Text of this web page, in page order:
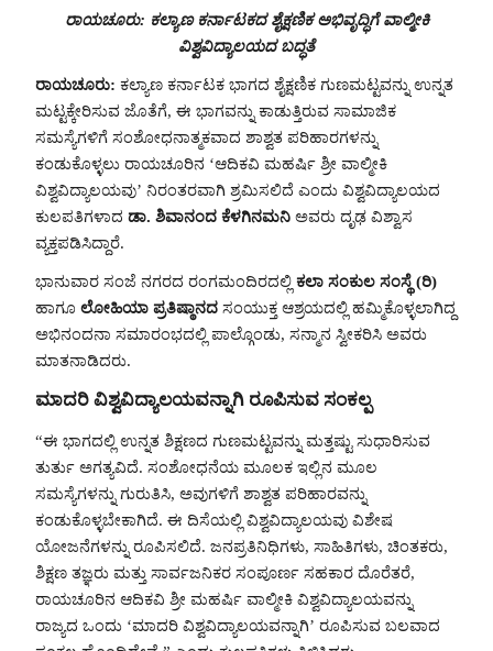
ರಾಯಚೂರು: ಕಲ್ಯಾಣ ಕರ್ನಾಟಕದ ಶೈಕ್ಷಣಿಕ ಅಭಿವೃದ್ಧಿಗೆ ವಾಲ್ಮೀಕಿ
ವಿಶ್ವವಿದ್ಯಾಲಯದ ಬದ್ಧತೆ
ರಾಯಚೂರು: ಕಲ್ಯಾಣ ಕರ್ನಾಟಕ ಭಾಗದ ಶೈಕ್ಷಣಿಕ ಗುಣಮಟ್ಟವನ್ನು ಉನ್ನತ
ಮಟ್ಟಕ್ಕೇರಿಸುವ ಜೊತೆಗೆ, ಈ ಭಾಗವನ್ನು ಕಾಡುತ್ತಿರುವ ಸಾಮಾಜಿಕ
ಸಮಸ್ಯೆಗಳಿಗೆ ಸಂಶೋಧನಾತ್ಮಕವಾದ ಶಾಶ್ವತ ಪರಿಹಾರಗಳನ್ನು
ಕಂಡುಕೊಳ್ಳಲು ರಾಯಚೂರಿನ ‘ಆದಿಕವಿ ಮಹರ್ಷಿ ಶ್ರೀ ವಾಲ್ಮೀಕಿ
ವಿಶ್ವವಿದ್ಯಾಲಯವು’ ನಿರಂತರವಾಗಿ ಶ್ರಮಿಸಲಿದೆ ಎಂದು ವಿಶ್ವವಿದ್ಯಾಲಯದ
ಕುಲಪತಿಗಳಾದ ಡಾ. ಶಿವಾನಂದ ಕೆಳಗಿನಮನಿ ಅವರು ದೃಢ ವಿಶ್ವಾಸ
ವ್ಯಕ್ತಪಡಿಸಿದ್ದಾರೆ.
ಭಾನುವಾರ ಸಂಜೆ ನಗರದ ರಂಗಮಂದಿರದಲ್ಲಿ ಕಲಾ ಸಂಕುಲ ಸಂಸ್ಥೆ (ರಿ)
ಹಾಗೂ ಲೋಹಿಯಾ ಪ್ರತಿಷ್ಠಾನದ ಸಂಯುಕ್ತ ಆಶ್ರಯದಲ್ಲಿ ಹಮ್ಮಿಕೊಳ್ಳಲಾಗಿದ್ದ
ಅಭಿನಂದನಾ ಸಮಾರಂಭದಲ್ಲಿ ಪಾಲ್ಗೊಂಡು, ಸನ್ಮಾನ ಸ್ವೀಕರಿಸಿ ಅವರು
ಮಾತನಾಡಿದರು.
ಮಾದರಿ ವಿಶ್ವವಿದ್ಯಾಲಯವನ್ನಾಗಿ ರೂಪಿಸುವ ಸಂಕಲ್ಪ
“ಈ ಭಾಗದಲ್ಲಿ ಉನ್ನತ ಶಿಕ್ಷಣದ ಗುಣಮಟ್ಟವನ್ನು ಮತ್ತಷ್ಟು ಸುಧಾರಿಸುವ
ತುರ್ತು ಅಗತ್ಯವಿದೆ. ಸಂಶೋಧನೆಯ ಮೂಲಕ ಇಲ್ಲಿನ ಮೂಲ
ಸಮಸ್ಯೆಗಳನ್ನು ಗುರುತಿಸಿ, ಅವುಗಳಿಗೆ ಶಾಶ್ವತ ಪರಿಹಾರವನ್ನು
ಕಂಡುಕೊಳ್ಳಬೇಕಾಗಿದೆ. ಈ ದಿಸೆಯಲ್ಲಿ ವಿಶ್ವವಿದ್ಯಾಲಯವು ವಿಶೇಷ
ಯೋಜನೆಗಳನ್ನು ರೂಪಿಸಲಿದೆ. ಜನಪ್ರತಿನಿಧಿಗಳು, ಸಾಹಿತಿಗಳು, ಚಿಂತಕರು,
ಶಿಕ್ಷಣ ತಜ್ಞರು ಮತ್ತು ಸಾರ್ವಜನಿಕರ ಸಂಪೂರ್ಣ ಸಹಕಾರ ದೊರೆತರೆ,
ರಾಯಚೂರಿನ ಆದಿಕವಿ ಶ್ರೀ ಮಹರ್ಷಿ ವಾಲ್ಮೀಕಿ ವಿಶ್ವವಿದ್ಯಾಲಯವನ್ನು
ರಾಜ್ಯದ ಒಂದು ‘ಮಾದರಿ ವಿಶ್ವವಿದ್ಯಾಲಯವನ್ನಾಗಿ’ ರೂಪಿಸುವ ಬಲವಾದ